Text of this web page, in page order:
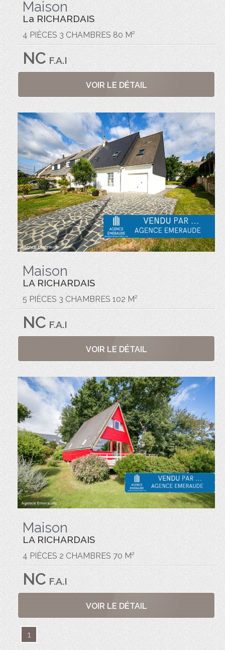
Maison
La RICHARDAIS
4 PIÈCES 3 CHAMBRES 80 M²
NCF.A.I
VOIR LE DÉTAIL
Maison
LA RICHARDAIS
5 PIÈCES 3 CHAMBRES 102 M²
NCF.A.I
VOIR LE DÉTAIL
Maison
LA RICHARDAIS
4 PIÈCES 2 CHAMBRES 70 M²
NCF.A.I
VOIR LE DÉTAIL
1